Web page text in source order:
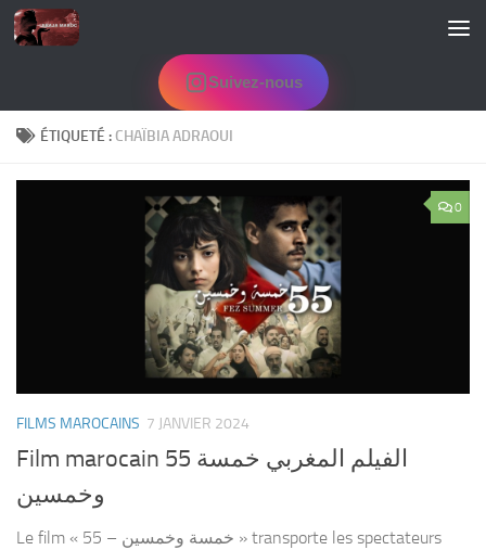
Skip to content
Suivez-nous
ÉTIQUETÉ : CHAÏBIA ADRAOUI
0
FILMS MAROCAINS 7 JANVIER 2024
Film marocain 55 الفيلم المغربي خمسة
وخمسين
Le film « 55 – خمسة وخمسين » transporte les spectateurs